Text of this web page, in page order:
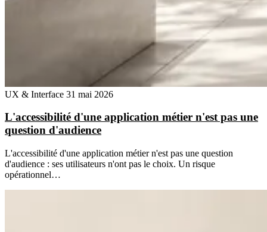
UX & Interface 31 mai 2026
L'accessibilité d'une application métier n'est pas une
question d'audience
L'accessibilité d'une application métier n'est pas une question
d'audience : ses utilisateurs n'ont pas le choix. Un risque
opérationnel…